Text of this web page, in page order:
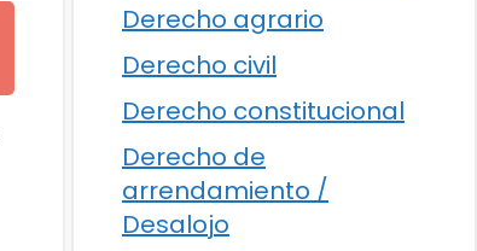
Derecho agrario
Derecho civil
Derecho constitucional
Derecho de
arrendamiento /
Desalojo